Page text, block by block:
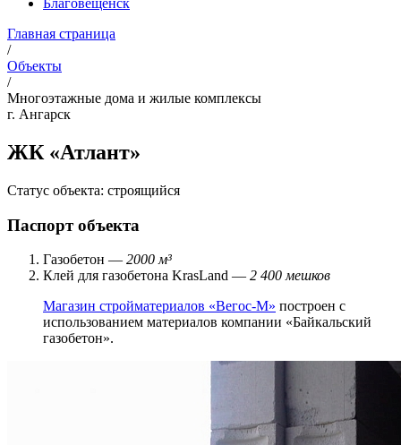
Благовещенск
Главная страница
/
Объекты
/
Многоэтажные дома и жилые комплексы
г. Ангарск
ЖК «Атлант»
Статус объекта: строящийся
Паспорт объекта
Газобетон — 2000 м³
Клей для газобетона KrasLand — 2 400 мешков
Магазин стройматериалов «Вегос-М» построен с
использованием материалов компании «Байкальский
газобетон».